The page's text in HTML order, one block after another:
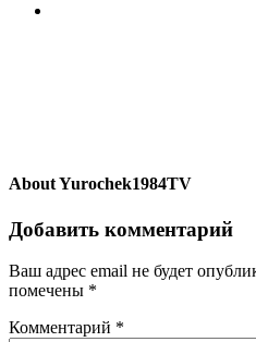
AboutYurochek1984TV
Добавить комментарий
Ваш адрес email не будет
помечены *
Комментарий *